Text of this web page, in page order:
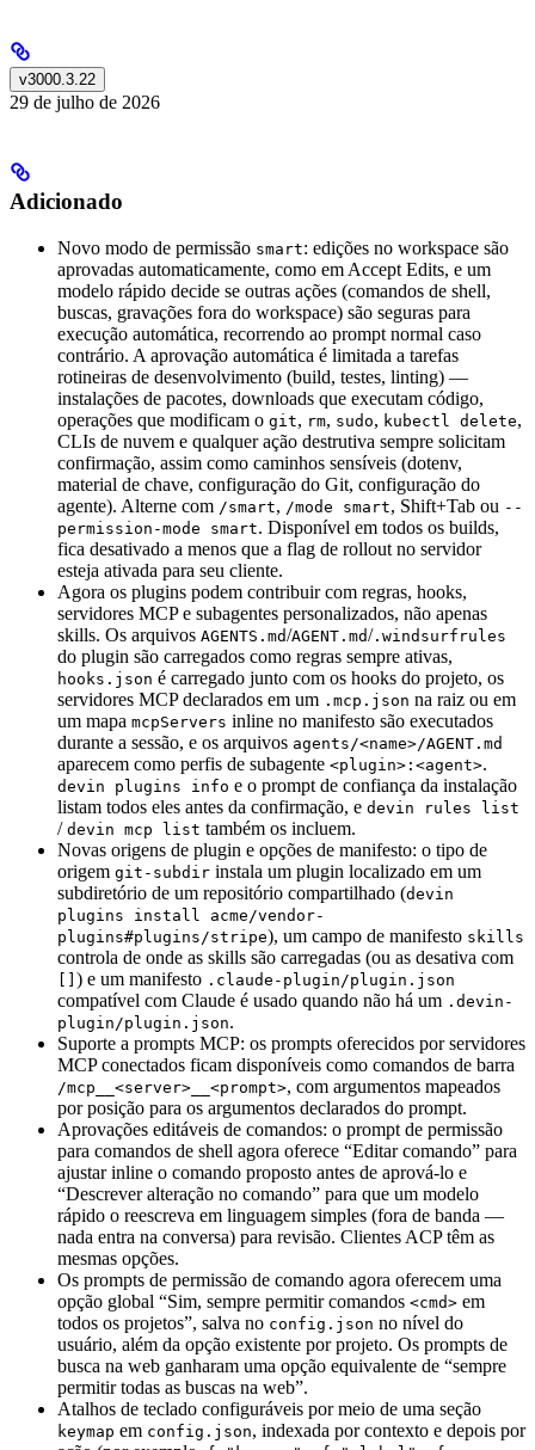
v3000.3.22
29 de julho de 2026
Adicionado
Novo modo de permissão smart: edições no workspace são
aprovadas automaticamente, como em Accept Edits, e um
modelo rápido decide se outras ações (comandos de shell,
buscas, gravações fora do workspace) são seguras para
execução automática, recorrendo ao prompt normal caso
contrário. A aprovação automática é limitada a tarefas
rotineiras de desenvolvimento (build, testes, linting) —
instalações de pacotes, downloads que executam código,
operações que modificam o git, rm, sudo, kubectl delete,
CLIs de nuvem e qualquer ação destrutiva sempre solicitam
confirmação, assim como caminhos sensíveis (dotenv,
material de chave, configuração do Git, configuração do
agente). Alterne com /smart, /mode smart, Shift+Tab ou --
permission-mode smart. Disponível em todos os builds,
fica desativado a menos que a flag de rollout no servidor
esteja ativada para seu cliente.
Agora os plugins podem contribuir com regras, hooks,
servidores MCP e subagentes personalizados, não apenas
skills. Os arquivos AGENTS.md/AGENT.md/ .windsurfrules
do plugin são carregados como regras sempre ativas,
hooks.json é carregado junto com os hooks do projeto, os
servidores MCP declarados em um .mcp.json na raiz ou em
um mapa mcpServers inline no manifesto são executados
durante a sessão, e os arquivos agents/<name>/AGENT.md
aparecem como perfis de subagente <plugin>:<agent>.
devin plugins info e o prompt de confiança da instalação
listam todos eles antes da confirmação, e devin rules list
/ devin mcp list também os incluem.
Novas origens de plugin e opções de manifesto: o tipo de
origem git-subdir instala um plugin localizado em um
subdiretório de um repositório compartilhado (devin
plugins install acme/vendor-
plugins#plugins/stripe), um campo de manifesto skills
controla de onde as skills são carregadas (ou as desativa com
) e um manifesto .claude-plugin/plugin.json
compatível com Claude é usado quando não há um .devin-
plugin/plugin.json.
Suporte a prompts MCP: os prompts oferecidos por servidores
MCP conectados ficam disponíveis como comandos de barra
/mcp__<server>__<prompt>, com argumentos mapeados
por posição para os argumentos declarados do prompt.
Aprovações editáveis de comandos: o prompt de permissão
para comandos de shell agora oferece “Editar comando” para
ajustar inline o comando proposto antes de aprová-lo e
“Descrever alteração no comando” para que um modelo
rápido o reescreva em linguagem simples (fora de banda —
nada entra na conversa) para revisão. Clientes ACP têm as
mesmas opções.
Os prompts de permissão de comando agora oferecem uma
opção global “Sim, sempre permitir comandos <cmd> em
todos os projetos”, salva no config.json no nível do
usuário, além da opção existente por projeto. Os prompts de
busca na web ganharam uma opção equivalente de “sempre
permitir todas as buscas na web”.
Atalhos de teclado configuráveis por meio de uma seção
keymap em config.json, indexada por contexto e depois por